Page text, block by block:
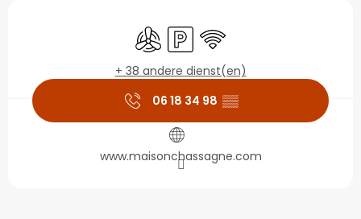
Openingstijden en
Met aircoParkeerplaats
Wifi
+ 38 andere dienst(en)
06 18 34 98 ▒▒
www.maisonchassagne.com